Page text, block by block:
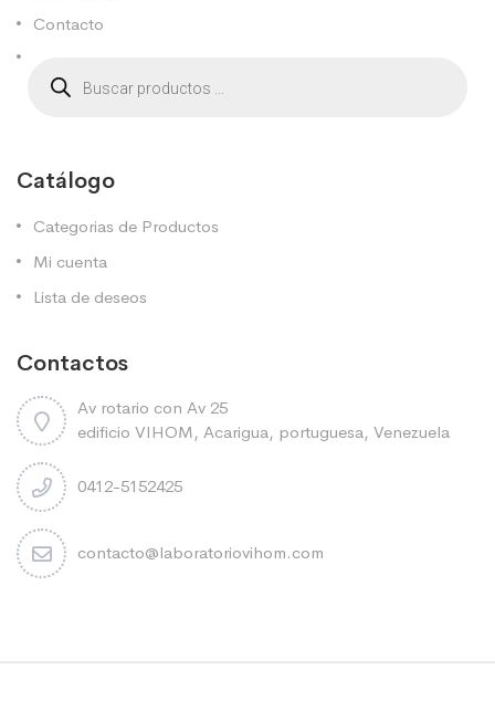
Contacto
Catálogo
Categorias de Productos
Mi cuenta
Lista de deseos
Contactos
Av rotario con Av 25
edificio VIHOM, Acarigua, portuguesa, Venezuela
0412-5152425
contacto@laboratoriovihom.com